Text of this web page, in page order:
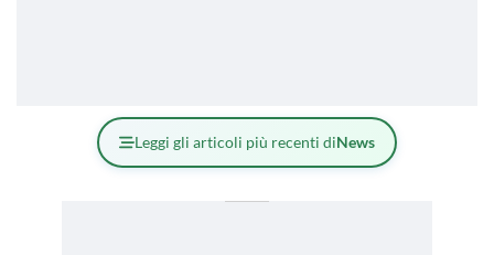
Leggi gli articoli più recenti diNews